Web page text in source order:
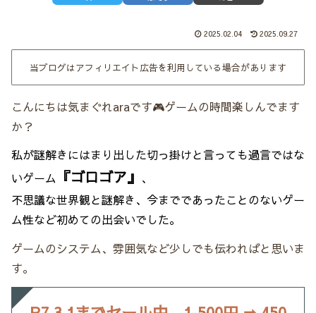
2025.02.04 2025.09.27
当ブログはアフィリエイト広告を利用している場合があります
こんにちは気まぐれaraです🎮ゲームの時間楽しんでます
か？
私が謎解きにはまり出した切っ掛けと言っても過言ではな
いゲーム 『ゴロゴア』 、
不思議な世界観と謎解き、今までであったことのないゲー
ム性など初めての出会いでした。
ゲームのシステム、雰囲気など少しでも伝わればと思いま
す。